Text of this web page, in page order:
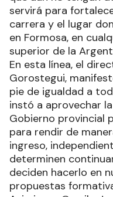
servirá para
carrera y el lugar
en Formosa, en
superior de la
En esta línea, el
Gorostegui,
pie de igualdad a
instó a aprovechar
Gobierno provincial
para rendir de
ingreso,
determinen
deciden hacerlo en
propuestas